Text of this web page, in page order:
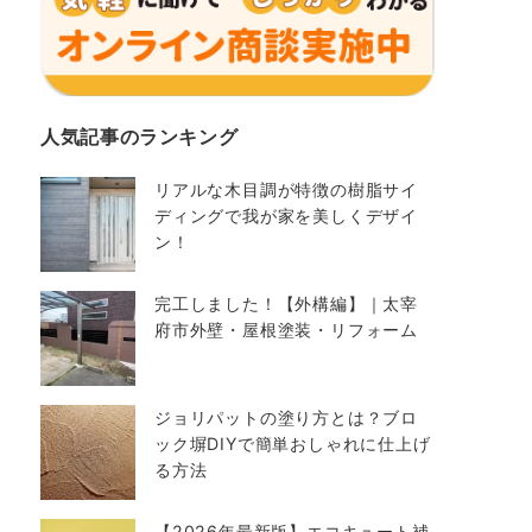
人気記事のランキング
リアルな木目調が特徴の樹脂サイ
ディングで我が家を美しくデザイ
ン！
完工しました！【外構編】｜太宰
府市外壁・屋根塗装・リフォーム
ジョリパットの塗り方とは？ブロ
ック塀DIYで簡単おしゃれに仕上げ
る方法